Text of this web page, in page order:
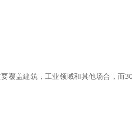
覆盖建筑，工业领域和其他场合，而